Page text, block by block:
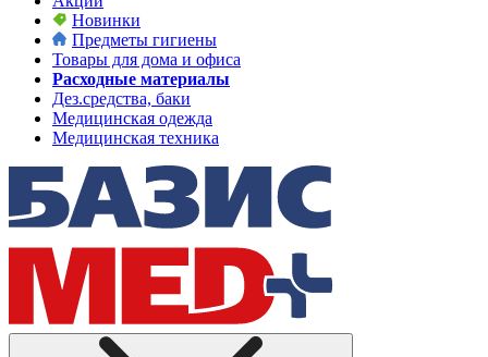
Новинки
Предметы гигиены
Товары для дома и офиса
Расходные материалы
Дез.средства, баки
Медицинская одежда
Медицинская техника